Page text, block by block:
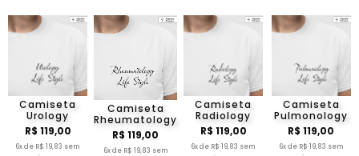
Camiseta
Urology
R$ 119,00
6x de R$ 19,83 sem
Camiseta
Rheumatology
R$ 119,00
6x de R$ 19,83 sem
Camiseta
Radiology
R$ 119,00
6x de R$ 19,83 sem
Camiseta
Pulmonology
R$ 119,00
6x de R$ 19,83 sem